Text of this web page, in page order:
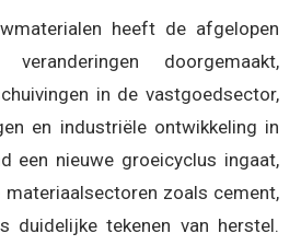
heeft de afgelopen
doorgemaakt,
in de vastgoedsector,
en industriële ontwikkeling in
een nieuwe groeicyclus ingaat,
zoals cement,
duidelijke tekenen van herstel.